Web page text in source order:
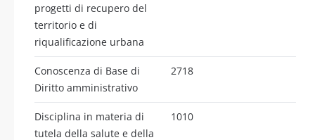
progetti di recupero del
territorio e di
riqualificazione urbana
Conoscenza di Base di
Diritto amministrativo
2718
Disciplina in materia di
tutela della salute e della
1010